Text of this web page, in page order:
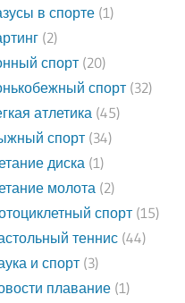
в спорте(1)
(2)
спорт(20)
спорт(32)
атлетика(45)
спорт(34)
диска(1)
молота(2)
спорт(15)
теннис(44)
и спорт(3)
плавание(1)